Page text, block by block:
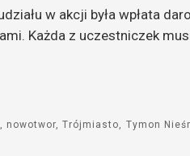
w akcji była wpłata
Każda z uczestniczek
nowotwor Trójmiasto Tymon